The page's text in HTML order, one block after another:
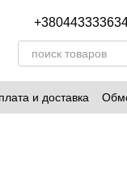
и доставка